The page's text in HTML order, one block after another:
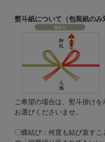
熨斗紙について（包装紙のみ
ご希望の場合は、熨斗掛け
お選びくださいませ。
〇蝶結び：何度も結び直す